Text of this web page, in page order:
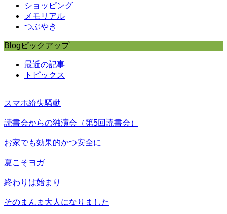
ショッピング
メモリアル
つぶやき
Blogピックアップ
最近の記事
トピックス
スマホ紛失騒動
読書会からの独演会（第5回読書会）
お家でも効果的かつ安全に
夏こそヨガ
終わりは始まり
そのまんま大人になりました